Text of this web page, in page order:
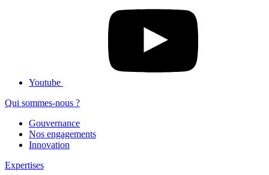
Youtube
Qui sommes-nous ?
Gouvernance
Nos engagements
Innovation
Expertises